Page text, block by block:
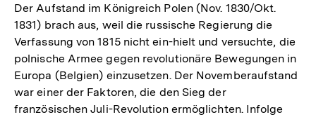
Der Aufstand im Königreich Polen (Nov. 1830/Okt.
1831) brach aus, weil die russische Regierung die
Verfassung von 1815 nicht ein-hielt und versuchte, die
polnische Armee gegen revolutionäre Bewegungen in
Europa (Belgien) einzusetzen. Der Novemberaufstand
war einer der Faktoren, die den Sieg der
französischen Juli-Revolution ermöglichten. Infolge